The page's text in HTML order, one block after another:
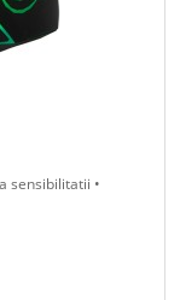
sensibilitatii •